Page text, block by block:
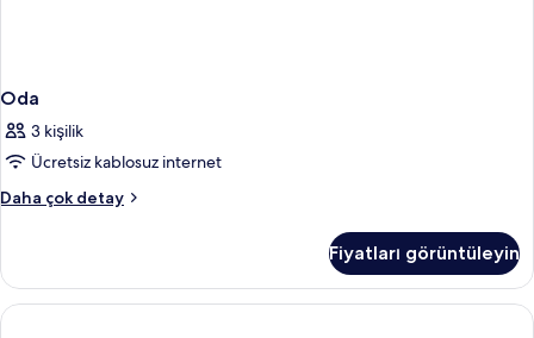
Oda
3 kişilik
Ücretsiz kablosuz internet
Daha çok detay
Oda
detay
Fiyatları görüntüleyin